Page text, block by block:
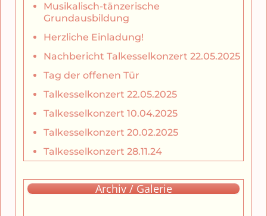
Musikalisch-tänzerische
Grundausbildung
Herzliche Einladung!
Nachbericht Talkesselkonzert 22.05.2025
Tag der offenen Tür
Talkesselkonzert 22.05.2025
Talkesselkonzert 10.04.2025
Talkesselkonzert 20.02.2025
Talkesselkonzert 28.11.24
Archiv / Galerie